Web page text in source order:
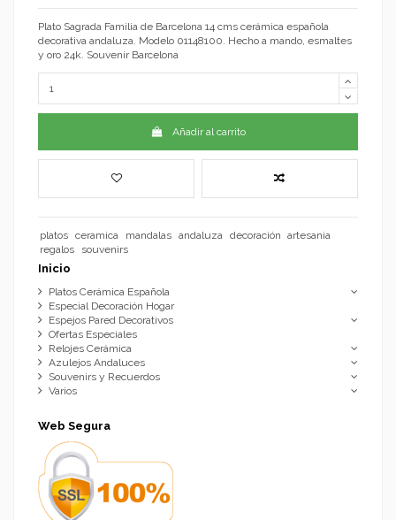
Plato Sagrada Familia de Barcelona 14 cms cerámica española
decorativa andaluza. Modelo 01148100. Hecho a mando, esmaltes
y oro 24k. Souvenir Barcelona
Añadir al carrito
platos ceramica mandalas andaluza decoración artesania
regalos
souvenirs
Inicio
Platos Cerámica Española
Especial Decoración Hogar
Espejos Pared Decorativos
Ofertas Especiales
Relojes Cerámica
Azulejos Andaluces
Souvenirs y Recuerdos
Varios
Web Segura